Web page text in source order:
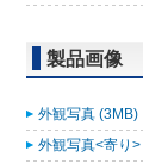
製品画像
外観写真 (3MB)
外観写真<寄り